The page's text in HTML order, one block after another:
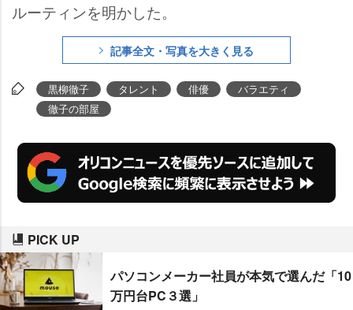
ルーティンを明かした。
記事全文・写真を大きく見る
黒柳徹子 タレント 俳優
バラエティ
徹子の部屋
PICK UP
パソコンメーカー社員が本気で選んだ「10
万円台PC３選」